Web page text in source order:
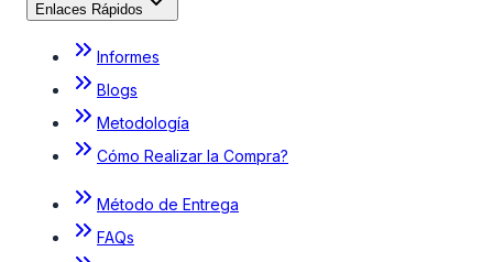
Enlaces Rápidos
Informes
Blogs
Metodología
Cómo Realizar la Compra?
Método de Entrega
FAQs